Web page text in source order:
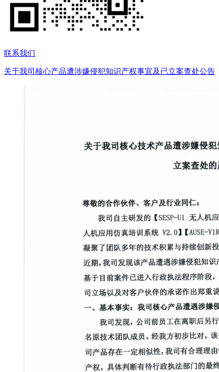
联系我们
关于我司核心产品遭涉嫌侵犯知识产权事宜及已立案查处公告